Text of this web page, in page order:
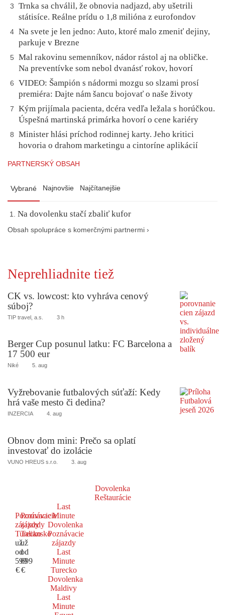
3
Trnka sa chválil, že obnovia nadjazd, aby ušetrili
státisíce. Reálne prídu o 1,8 milióna z eurofondov
4 Na svete je len jedno: Auto, ktoré malo zmeniť dejiny,
parkuje v Brezne
5
Mal rakovinu semenníkov, nádor rástol aj na obličke.
Na preventívke som nebol dvanásť rokov, hovorí
6
VIDEO: Šampión s nádormi mozgu so slzami prosí
premiéra: Dajte nám šancu bojovať o naše životy
7
Kým prijímala pacienta, dcéra vedľa ležala s horúčkou.
Úspešná martinská primárka hovorí o cene kariéry
8
Minister hlási príchod rodinnej karty. Jeho kritici
hovoria o drahom marketingu a cintoríne aplikácií
PARTNERSKÝ OBSAH
Vybrané Najnovšie Najčítanejšie
Na dovolenku stačí zbaliť kufor
Obsah spolupráce s komerčnými partnermi ›
Neprehliadnite tiež
CK vs. lowcost: kto vyhráva cenový
súboj?
TIP travel, a.s. 3 h
Berger Cup posunul latku: FC Barcelona a
17 500 eur
Niké 5. aug
Vyžrebovanie futbalových súťaží: Kedy
hrá vaše mesto či dedina?
INZERCIA 4. aug
Obnov dom mini: Prečo sa oplatí
investovať do izolácie
VUNO HREUS s.r.o. 3. aug
Dovolenka
Reštaurácie
Poznávacie
zájazdy
Turecko
už
od
599
€
Poznávacie
zájazdy
Taliansko
už
od
699
€
Last
Minute
Dovolenka
Poznávacie
zájazdy
Last
Minute
Turecko
Dovolenka
Maldivy
Last
Minute